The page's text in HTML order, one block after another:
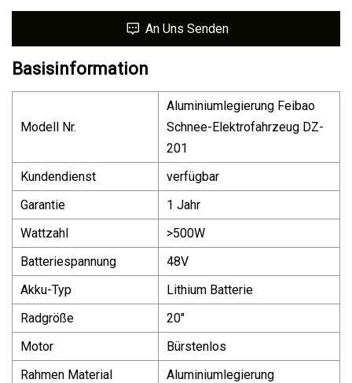
An Uns Senden
Basisinformation
Modell Nr.
Aluminiumlegierung Feibao
Schnee-Elektrofahrzeug DZ-
201
Kundendienst
verfügbar
Garantie
1 Jahr
Wattzahl
>500W
Batteriespannung
48V
Akku-Typ
Lithium Batterie
Radgröße
20"
Motor
Bürstenlos
Rahmen Material
Aluminiumlegierung